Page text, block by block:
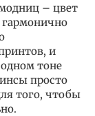
– цвет
и
тоне
просто
того, чтобы